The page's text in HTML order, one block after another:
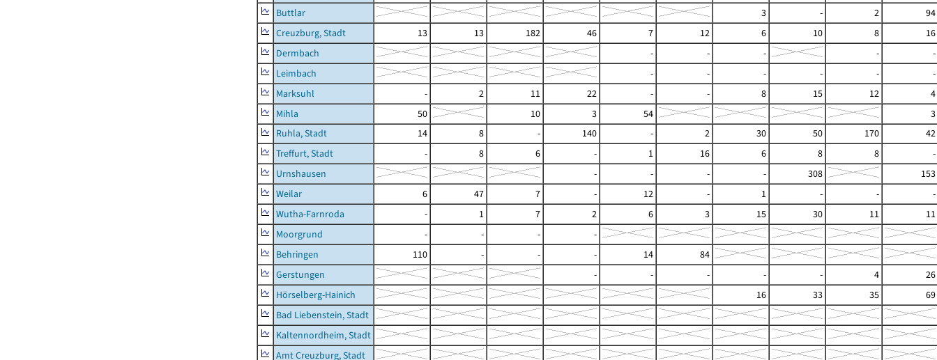
Buttlar
3 - 2
94
Creuzburg, Stadt
13 13 182 46 7 12 6 10 8
16
Dermbach
- - - -
-
Leimbach
- - - - -
-
Marksuhl
- 2 11 22 - - 8 15 12
4
Mihla
50 10 3 54
3
Ruhla, Stadt
14 8 - 140 - 2 30 50 170
42
Treffurt, Stadt
- 8 6 - 1 16 6 8 8
-
Urnshausen
- - - - 308
153
Weilar
6 47 7 - 12 - 1 - -
-
Wutha-Farnroda
- 1 7 2 6 3 15 30 11
11
Moorgrund
- - -
-
Behringen
110 - - - 14
84
Gerstungen
- - - - - 4
26
Hörselberg-Hainich
16 33 35
69
Bad Liebenstein, Stadt
Kaltennordheim, Stadt
Amt Creuzburg, Stadt